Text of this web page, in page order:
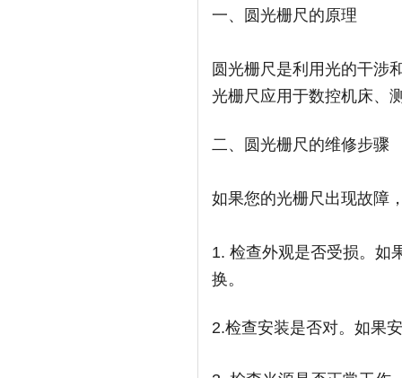
一、圆光栅尺的原理
圆光栅尺是利用光的干涉
光栅尺应用于数控机床、
二、圆光栅尺的维修步骤
如果您的光栅尺出现故障
1. 检查外观是否受损。如
换。
2.检查安装是否对。如果